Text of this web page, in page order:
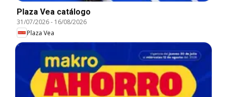
Plaza Vea catálogo
31/07/2026- 16/08/2026
Plaza Vea